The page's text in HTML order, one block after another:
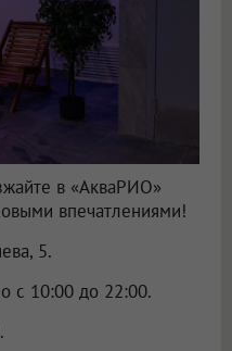
в «АкваРИО»
впечатлениями!
5.
с 10:00 до 22:00.